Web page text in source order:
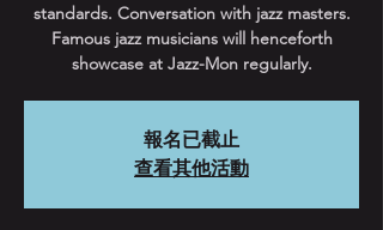
standards. Conversation with jazz masters.
Famous jazz musicians will henceforth
showcase at Jazz-Mon regularly.
報名已截止
查看其他活動